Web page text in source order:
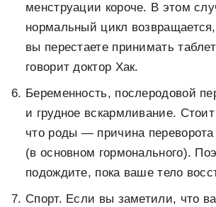
менструации короче. В этом
нормальный цикл возвращается,
вы перестаете принимать
говорит доктор Хак.
Беременность, послеродовой
и грудное вскармливание.
что роды — причина переворота
(в основном гормонального).
подождите, пока ваше тело
Спорт. Если вы заметили, что